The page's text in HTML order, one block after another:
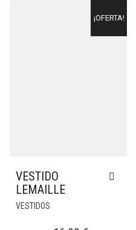
¡OFERTA!
VESTIDO
LEMAILLE
VESTIDOS